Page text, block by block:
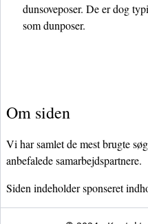
dunsoveposer. De er dog
som dunposer.
Om siden
Vi har samlet de mest brugte
anbefalede samarbejdspartnere.
Siden indeholder sponseret